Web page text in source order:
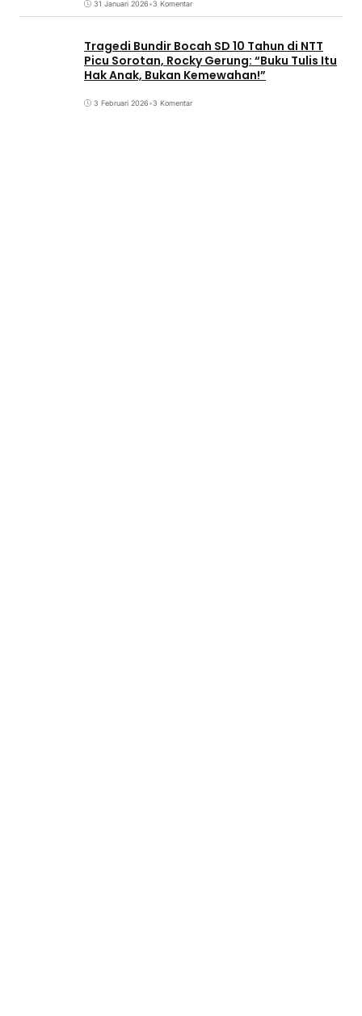
31 Januari 2026•3 Komentar
Tragedi Bundir Bocah SD 10 Tahun di NTT
Picu Sorotan, Rocky Gerung: “Buku Tulis Itu
Hak Anak, Bukan Kemewahan!”
3 Februari 2026•3 Komentar